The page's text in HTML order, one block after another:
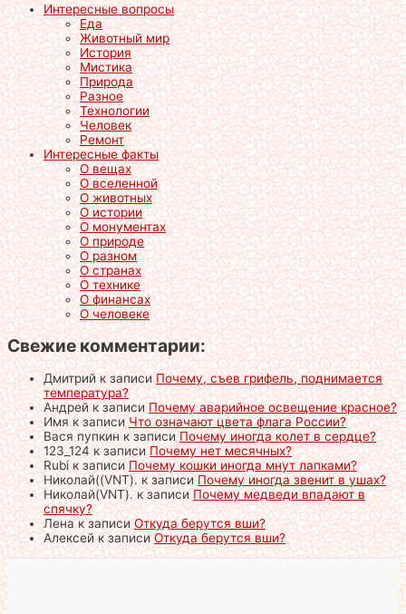
Интересные вопросы
Еда
Животный мир
История
Мистика
Природа
Разное
Технологии
Человек
Ремонт
Интересные факты
О вещах
О вселенной
О животных
О истории
О монументах
О природе
О разном
О странах
О технике
О финансах
О человеке
Свежие комментарии:
Дмитрийк записиПочему, съев грифель, поднимается
температура?
Андрейк записиПочему аварийное освещение красное?
Имяк записиЧто означают цвета флага России?
Вася пупкинк записиПочему иногда колет в сердце?
123_124к записиПочему нет месячных?
Rubiк записиПочему кошки иногда мнут лапками?
Николай((VNT).к записиПочему иногда звенит в ушах?
Николай(VNT).к записиПочему медведи впадают в
спячку?
Ленак записиОткуда берутся вши?
Алексейк записиОткуда берутся вши?